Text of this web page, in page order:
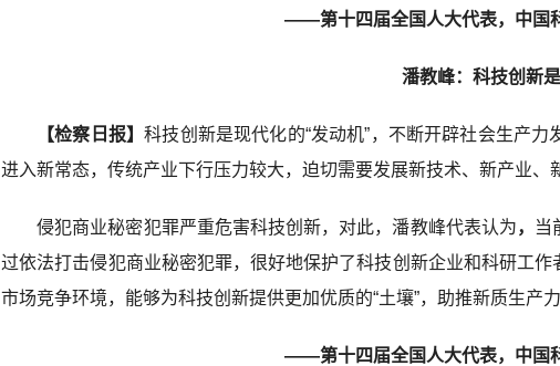
——第十四届全国人大代表，中国
潘教峰：科技创新
【检察日报】科技创新是现代化的“发动机”，不断开辟社会生产
进入新常态，传统产业下行压力较大，迫切需要发展新技术、新产业、
侵犯商业秘密犯罪严重危害科技创新，对此，潘教峰代表认为，
当
过依法打击侵犯商业秘密犯罪，很好地保护了科技创新企业和科研工
市场竞争环境，能够为科技创新提供更加优质的“土壤”，助推新质生产力
——第十四届全国人大代表，中国